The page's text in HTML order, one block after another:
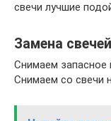
свечи лучшие
Замена
Снимаем запасное
Снимаем со свечи